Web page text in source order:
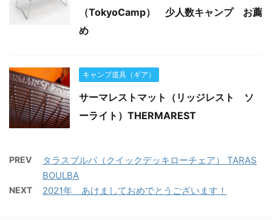
（TokyoCamp） 少人数キャンプ お薦
め
キャンプ道具（ギア）
サーマレストマット（リッジレスト ソ
ーライト）THERMAREST
PREV
タラスブルバ（クイックデッキローチェア） TARAS
BOULBA
NEXT 2021年 あけましておめでとうございます！